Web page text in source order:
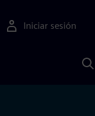
Iniciar sesión